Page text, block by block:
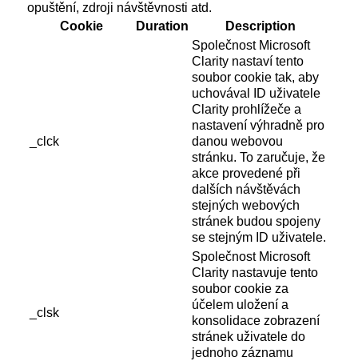
opuštění, zdroji návštěvnosti atd.
Cookie
Duration Description
_clck
Společnost Microsoft
Clarity nastaví tento
soubor cookie tak, aby
uchovával ID uživatele
Clarity prohlížeče a
nastavení výhradně pro
danou webovou
stránku. To zaručuje, že
akce provedené při
dalších návštěvách
stejných webových
stránek budou spojeny
se stejným ID uživatele.
_clsk
Společnost Microsoft
Clarity nastavuje tento
soubor cookie za
účelem uložení a
konsolidace zobrazení
stránek uživatele do
jednoho záznamu